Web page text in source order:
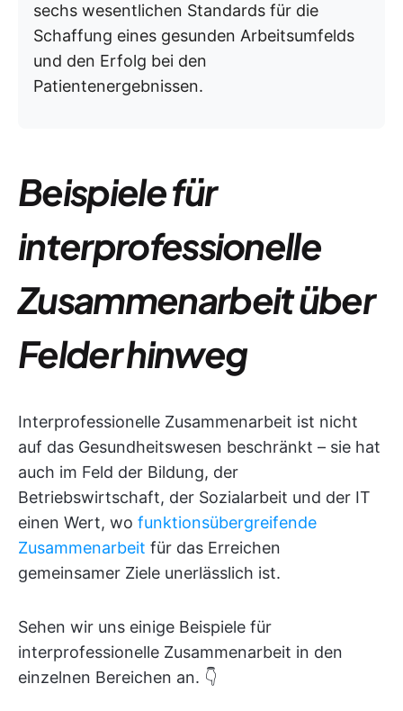
sechs wesentlichen Standards für die
Schaffung eines gesunden Arbeitsumfelds
und den Erfolg bei den
Patientenergebnissen.
Beispiele für
interprofessionelle
Zusammenarbeit über
Felder hinweg
Interprofessionelle Zusammenarbeit ist nicht
auf das Gesundheitswesen beschränkt – sie hat
auch im Feld der Bildung, der
Betriebswirtschaft, der Sozialarbeit und der IT
einen Wert, wo funktionsübergreifende
Zusammenarbeit für das Erreichen
gemeinsamer Ziele unerlässlich ist.
Sehen wir uns einige Beispiele für
interprofessionelle Zusammenarbeit in den
einzelnen Bereichen an. 👇